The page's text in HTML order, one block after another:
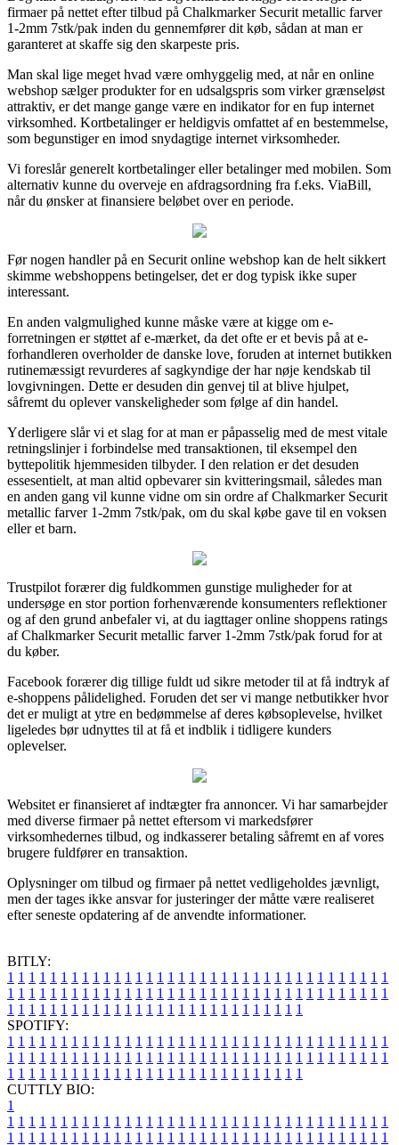
firmaer på nettet efter tilbud på Chalkmarker Securit metallic farver
1-2mm 7stk/pak inden du gennemfører dit køb, sådan at man er
garanteret at skaffe sig den skarpeste pris.
Man skal lige meget hvad være omhyggelig med, at når en online
webshop sælger produkter for en udsalgspris som virker grænseløst
attraktiv, er det mange gange være en indikator for en fup internet
virksomhed. Kortbetalinger er heldigvis omfattet af en bestemmelse,
som begunstiger en imod snydagtige internet virksomheder.
Vi foreslår generelt kortbetalinger eller betalinger med mobilen. Som
alternativ kunne du overveje en afdragsordning fra f.eks. ViaBill,
når du ønsker at finansiere beløbet over en periode.
Før nogen handler på en Securit online webshop kan de helt sikkert
skimme webshoppens betingelser, det er dog typisk ikke super
interessant.
En anden valgmulighed kunne måske være at kigge om e-
forretningen er støttet af e-mærket, da det ofte er et bevis på at e-
forhandleren overholder de danske love, foruden at internet butikken
rutinemæssigt revurderes af sagkyndige der har nøje kendskab til
lovgivningen. Dette er desuden din genvej til at blive hjulpet,
såfremt du oplever vanskeligheder som følge af din handel.
Yderligere slår vi et slag for at man er påpasselig med de mest vitale
retningslinjer i forbindelse med transaktionen, til eksempel den
byttepolitik hjemmesiden tilbyder. I den relation er det desuden
essesentielt, at man altid opbevarer sin kvitteringsmail, således man
en anden gang vil kunne vidne om sin ordre af Chalkmarker Securit
metallic farver 1-2mm 7stk/pak, om du skal købe gave til en voksen
eller et barn.
Trustpilot forærer dig fuldkommen gunstige muligheder for at
undersøge en stor portion forhenværende konsumenters reflektioner
og af den grund anbefaler vi, at du iagttager online shoppens ratings
af Chalkmarker Securit metallic farver 1-2mm 7stk/pak forud for at
du køber.
Facebook forærer dig tillige fuldt ud sikre metoder til at få indtryk af
e-shoppens pålidelighed. Foruden det ser vi mange netbutikker hvor
det er muligt at ytre en bedømmelse af deres købsoplevelse, hvilket
ligeledes bør udnyttes til at få et indblik i tidligere kunders
oplevelser.
Websitet er finansieret af indtægter fra annoncer. Vi har samarbejder
med diverse firmaer på nettet eftersom vi markedsfører
virksomhedernes tilbud, og indkasserer betaling såfremt en af vores
brugere fuldfører en transaktion.
Oplysninger om tilbud og firmaer på nettet vedligeholdes jævnligt,
men der tages ikke ansvar for justeringer der måtte være realiseret
efter seneste opdatering af de anvendte informationer.
BITLY:
1 1 1 1 1 1 1 1 1 1 1 1 1 1 1 1 1 1 1 1 1 1 1 1 1 1 1 1 1 1 1 1 1 1 1 1
1 1 1 1 1 1 1 1 1 1 1 1 1 1 1 1 1 1 1 1 1 1 1 1 1 1 1 1 1 1 1 1 1 1 1 1
1 1 1 1 1 1 1 1 1 1 1 1 1 1 1 1 1 1 1 1 1 1 1 1 1 1 1 1
SPOTIFY:
1 1 1 1 1 1 1 1 1 1 1 1 1 1 1 1 1 1 1 1 1 1 1 1 1 1 1 1 1 1 1 1 1 1 1 1
1 1 1 1 1 1 1 1 1 1 1 1 1 1 1 1 1 1 1 1 1 1 1 1 1 1 1 1 1 1 1 1 1 1 1 1
1 1 1 1 1 1 1 1 1 1 1 1 1 1 1 1 1 1 1 1 1 1 1 1 1 1 1 1
CUTTLY BIO:
1
1 1 1 1 1 1 1 1 1 1 1 1 1 1 1 1 1 1 1 1 1 1 1 1 1 1 1 1 1 1 1 1 1 1 1 1
1 1 1 1 1 1 1 1 1 1 1 1 1 1 1 1 1 1 1 1 1 1 1 1 1 1 1 1 1 1 1 1 1 1 1 1